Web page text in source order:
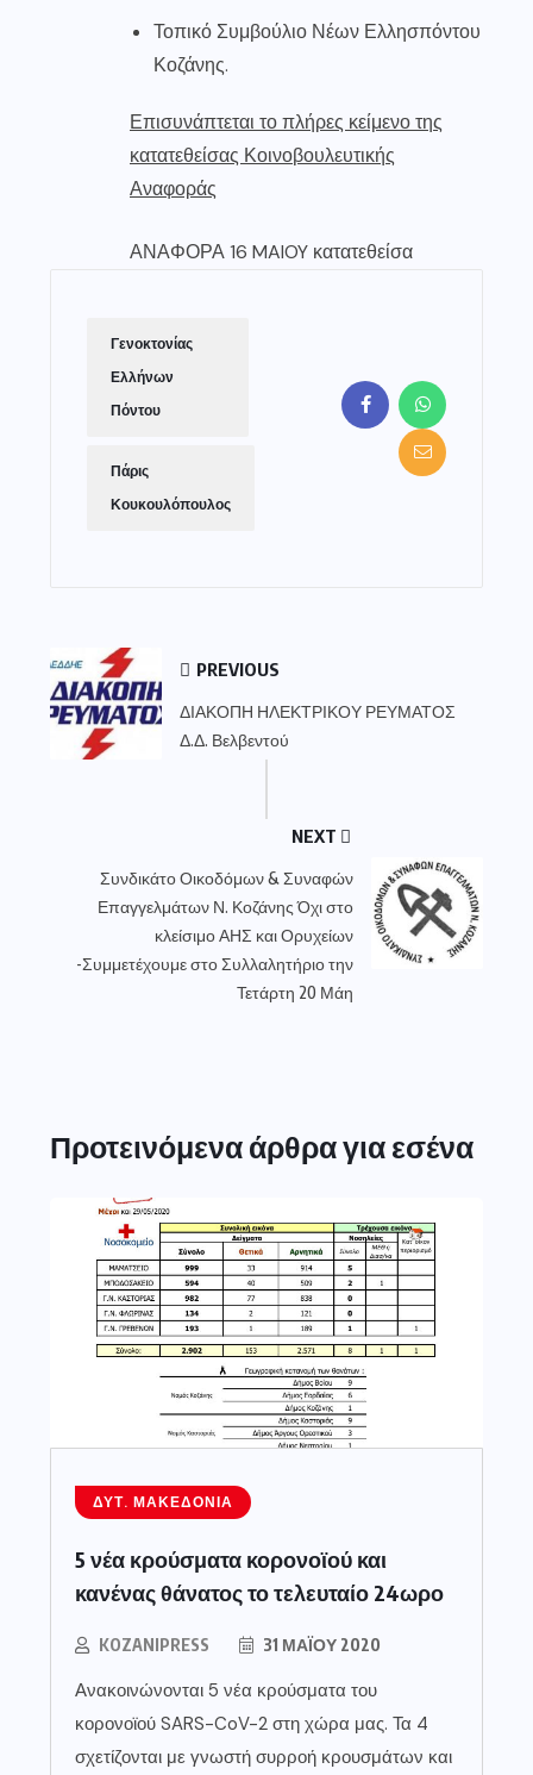
Τοπικό Συμβούλιο Νέων Ελλησπόντου
Κοζάνης.
Επισυνάπτεται το πλήρες κείμενο της
κατατεθείσας Κοινοβουλευτικής
Αναφοράς
ΑΝΑΦΟΡΑ 16 MAIOY κατατεθείσα
Γενοκτονίας
Ελλήνων
Πόντου
Πάρις
Κουκουλόπουλος
PREVIOUS
ΔΙΑΚΟΠΗ ΗΛΕΚΤΡΙΚΟΥ ΡΕΥΜΑΤΟΣ
Δ.Δ. Βελβεντού
NEXT
Συνδικάτο Οικοδόμων & Συναφών
Επαγγελμάτων Ν. Κοζάνης Όχι στο
κλείσιμο ΑΗΣ και Ορυχείων
-Συμμετέχουμε στο Συλλαλητήριο την
Τετάρτη 20 Μάη
Προτεινόμενα άρθρα για εσένα
ΔΥΤ. ΜΑΚΕΔΟΝΊΑ
5 νέα κρούσματα κορονοϊού και
κανένας θάνατος το τελευταίο 24ωρο
KOZANIPRESS 31 ΜΑΪ́ΟΥ 2020
Ανακοινώνονται 5 νέα κρούσματα του
κορονοϊού SARS-CoV-2 στη χώρα μας. Τα 4
σχετίζονται με γνωστή συρροή κρουσμάτων και